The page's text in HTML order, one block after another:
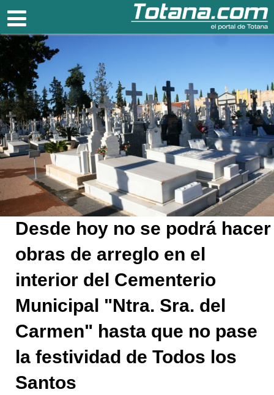
Totana.com
Desde hoy no se podrá hacer
obras de arreglo en el
interior del Cementerio
Municipal "Ntra. Sra. del
Carmen" hasta que no pase
la festividad de Todos los
Santos